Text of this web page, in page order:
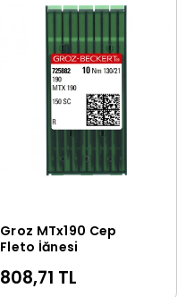
Sepete Ekle
Groz MTx190 Cep
Fleto İğnesi
808,71 TL